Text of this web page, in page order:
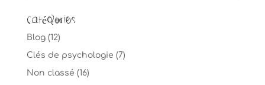
Catégories
Blog(12)
Clés de psychologie (7)
Non classé (16)